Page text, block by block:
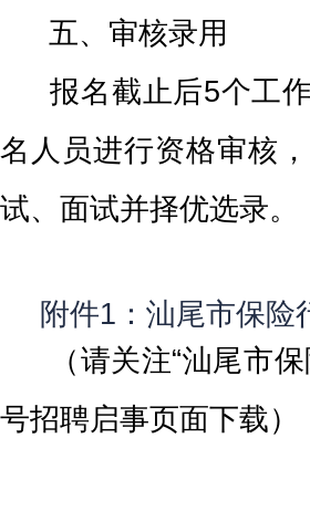
五、审核录用
报名截止后5个工
名人员进行资格审核
试、面试并择优选录。
附件1：汕尾市保险
（请关注“汕尾市
号招聘启事页面下载）